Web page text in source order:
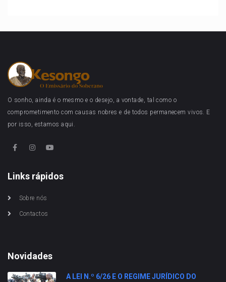
O sonho, ainda é o mesmo e o desejo, a vontade, tal como o
comprometimento com causas nobres e de todos permanecem vivos. E
por isso, estamos aqui.
Links rápidos
Sobre nós
Contactos
Novidades
A LEI N.º 6/26 E O REGIME JURÍDICO DO